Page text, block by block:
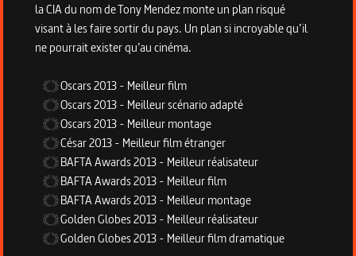
la CIA du nom de Tony Mendez monte un plan risqué
visant à les faire sortir du pays. Un plan si incroyable qu’il
ne pourrait exister qu’au cinéma.
Oscars2013- Meilleur film
Oscars2013- Meilleur scénario adapté
Oscars2013- Meilleur montage
César2013- Meilleur film étranger
BAFTA Awards2013- Meilleur réalisateur
BAFTA Awards2013- Meilleur film
BAFTA Awards2013- Meilleur montage
Golden Globes2013- Meilleur réalisateur
Golden Globes2013- Meilleur film dramatique